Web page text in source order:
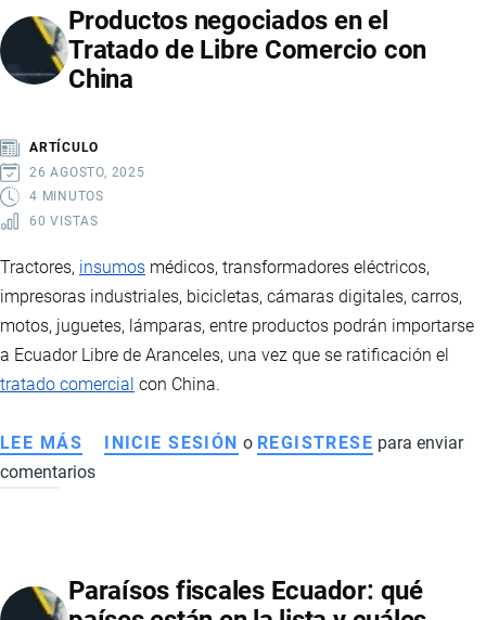
CÓMO
IMPORTAR
ROPA,
CALZADO
Productos negociados en el
Tratado de Libre Comercio con
China
ARTÍCULO
26 AGOSTO, 2025
4 MINUTOS
60 VISTAS
Tractores, insumos médicos, transformadores eléctricos,
impresoras industriales, bicicletas, cámaras digitales, carros,
motos, juguetes, lámparas, entre productos podrán importarse
a Ecuador Libre de Aranceles, una vez que se ratificación el
tratado comercial con China.
LEE MÁS SOBRE
PRODUCTOS
TRATADO
INICIE SESIÓN o REGISTRESE para enviar
comentarios
Paraísos fiscales Ecuador: qué